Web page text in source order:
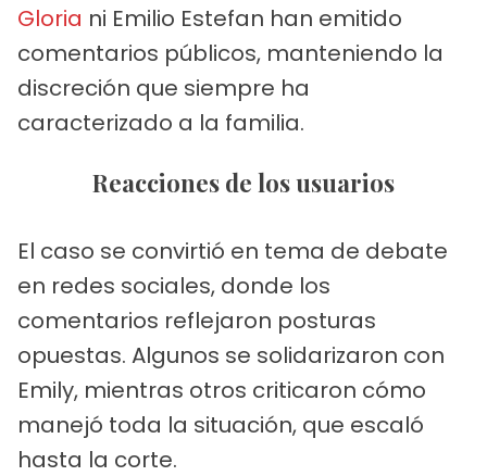
Gloria ni Emilio Estefan han emitido
comentarios públicos, manteniendo la
discreción que siempre ha
caracterizado a la familia.
Reacciones de los usuarios
El caso se convirtió en tema de debate
en redes sociales, donde los
comentarios reflejaron posturas
opuestas. Algunos se solidarizaron con
Emily, mientras otros criticaron cómo
manejó toda la situación, que escaló
hasta la corte.